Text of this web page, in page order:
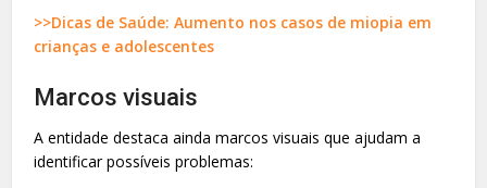
>>Dicas de Saúde: Aumento nos casos de miopia em
crianças e adolescentes
Marcos visuais
A entidade destaca ainda marcos visuais que ajudam a
identificar possíveis problemas: